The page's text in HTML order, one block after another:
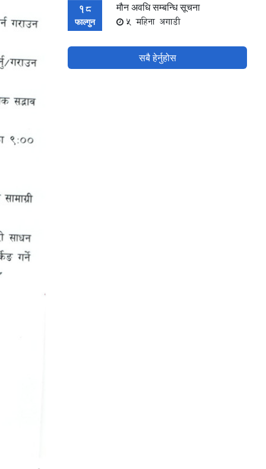
18
फाल्गुन
मौन अवधि सम्बन्धि सूचना
5 महिना अगाडी
सबै हेर्नुहोस